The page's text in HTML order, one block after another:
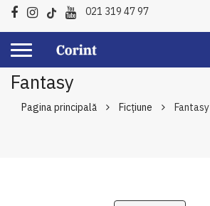
021 319 47 97
Fantasy
Pagina principală Ficțiune Fantasy